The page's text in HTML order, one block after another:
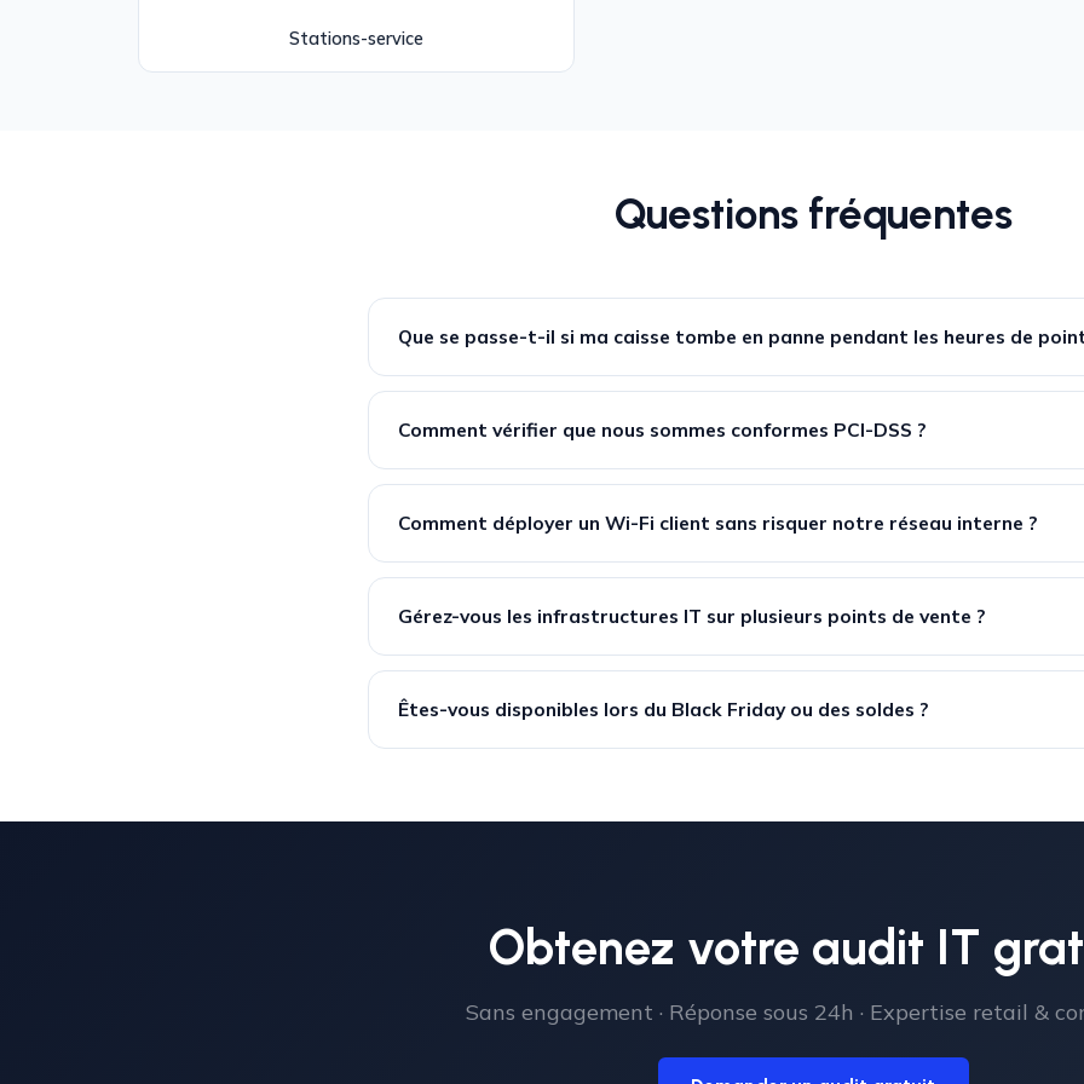
Stations-service
Questions fréquentes
Que se passe-t-il si ma caisse tombe en panne pendant les heures de
Comment vérifier que nous sommes conformes PCI-DSS ?
Comment déployer un Wi-Fi client sans risquer notre réseau interne ?
Gérez-vous les infrastructures IT sur plusieurs points de vente ?
Êtes-vous disponibles lors du Black Friday ou des soldes ?
Obtenez votre audit IT
Sans engagement · Réponse sous 24h · Expertise retail &